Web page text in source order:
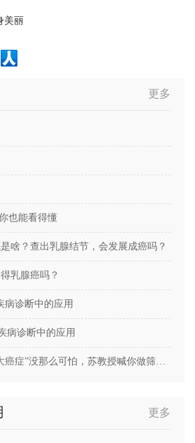
美丽
更多
也能看得懂
啥？查出乳腺结节，会发展成癌吗？
乳腺癌吗？
病诊断中的应用
病诊断中的应用
更多